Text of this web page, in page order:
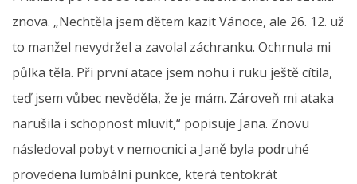
znova. „Nechtěla jsem dětem kazit Vánoce, ale 26. 12. už
to manžel nevydržel a zavolal záchranku. Ochrnula mi
půlka těla. Při první atace jsem nohu i ruku ještě cítila,
teď jsem vůbec nevěděla, že je mám. Zároveň mi ataka
narušila i schopnost mluvit,“ popisuje Jana. Znovu
následoval pobyt v nemocnici a Janě byla podruhé
provedena lumbální punkce, která tentokrát